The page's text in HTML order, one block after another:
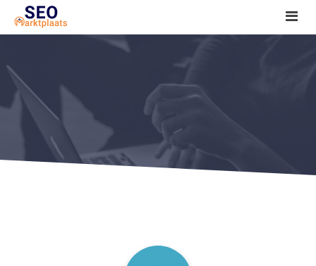
SEO tools reviews
Marketeer bij jou in de buurt?
Offerte
1. Seo voor beginners +
2. Onderzoeken +